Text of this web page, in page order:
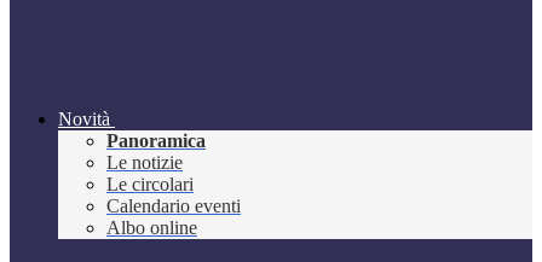
Novità
Panoramica
Le notizie
Le circolari
Calendario eventi
Albo online